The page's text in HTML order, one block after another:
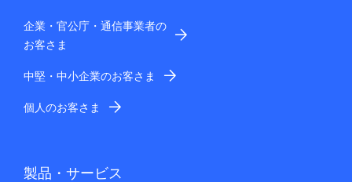
企業・官公庁・通信事業者の
お客さま
中堅・中小企業のお客さま
個人のお客さま
製品・サービス